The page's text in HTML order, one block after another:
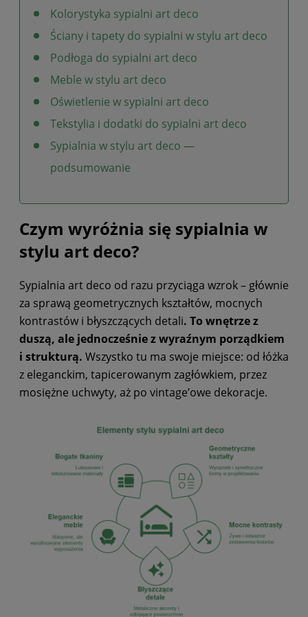
Kolorystyka sypialni art deco
Ściany i tapety do sypialni w stylu art deco
Podłoga do sypialni art deco
Meble w stylu art deco
Oświetlenie w sypialni art deco
Tekstylia i dodatki do sypialni art deco
Sypialnia w stylu art deco —
podsumowanie
Czym wyróżnia się sypialnia w
stylu art deco?
Sypialnia art deco od razu przyciąga wzrok – głównie
za sprawą geometrycznych kształtów, mocnych
kontrastów i błyszczących detali. To wnętrze z
duszą, ale jednocześnie z wyraźnym porządkiem
i strukturą. Wszystko tu ma swoje miejsce: od łóżka
z eleganckim, tapicerowanym zagłówkiem, przez
mosiężne uchwyty, aż po vintage’owe dekoracje.